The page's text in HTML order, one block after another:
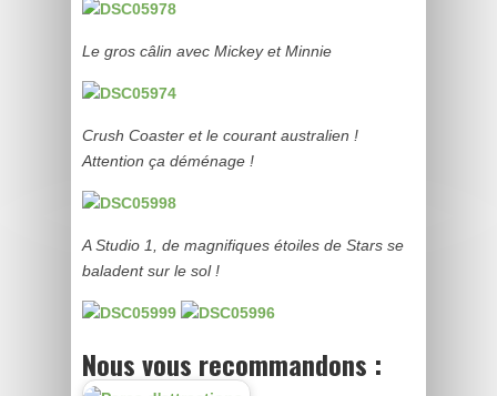
Le gros câlin avec Mickey et Minnie
Crush Coaster et le courant australien !
Attention ça déménage !
A Studio 1, de magnifiques étoiles de Stars se
baladent sur le sol !
Nous vous recommandons :